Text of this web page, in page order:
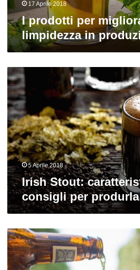
17 Aprile 2018
I prodotti per
limpidezza in
Irish
Stout:
caratteristiche
e
consigli
per
produrla
in
casa
5 Aprile 2018
Irish Stout:
consigli per
Come
calcolare
l’amaro
e